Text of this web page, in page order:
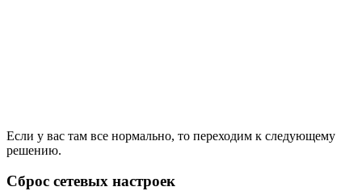
Если у вас там все нормально, то переходим к следующему
решению.
Сброс сетевых настроек